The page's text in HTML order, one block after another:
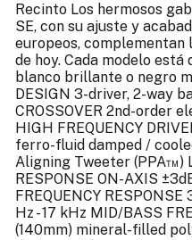
Recinto Los hermosos
SE, con su ajuste y
europeos, complementan
de hoy. Cada modelo
blanco brillante o negro
DESIGN 3-driver, 2-way
CROSSOVER 2nd-order
HIGH FREQUENCY
ferro-fluid damped /
Aligning Tweeter (PPA™)
RESPONSE ON-AXIS
FREQUENCY
Hz - 17 kHz MID/BASS
(140mm) mineral-filled